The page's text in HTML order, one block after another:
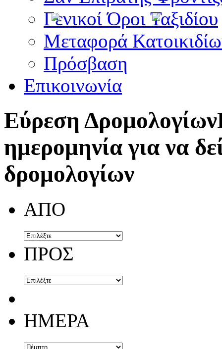
Γενικοί Όροι Ταξιδίου
Μεταφορά
Πρόσβαση
Επικοινωνία
Εύρεση Δρομολογίων
ημερομηνία για να
δρομολογίων
ΑΠΟ
ΠΡΟΣ
ΗΜΕΡΑ